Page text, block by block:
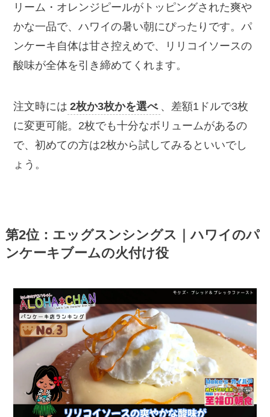
リーム・オレンジピールがトッピングされた爽や
かな一品で、ハワイの暑い朝にぴったりです。パ
ンケーキ自体は甘さ控えめで、リリコイソースの
酸味が全体を引き締めてくれます。
注文時には 2枚か3枚かを選べ 、差額1ドルで3枚
に変更可能。2枚でも十分なボリュームがあるの
で、初めての方は2枚から試してみるといいでし
ょう。
第2位：エッグスンシングス｜ハワイのパ
ンケーキブームの火付け役